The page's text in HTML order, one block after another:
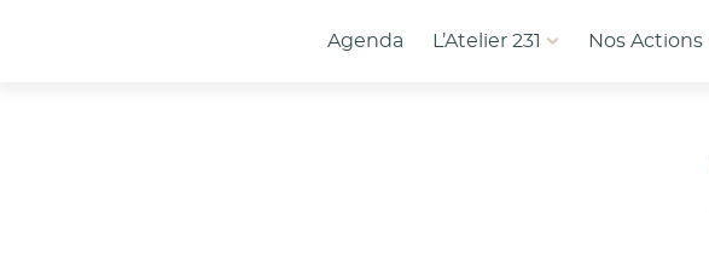
Agenda L’Atelier 231 Nos Actions